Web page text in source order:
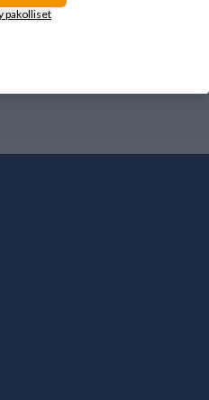
pakolliset